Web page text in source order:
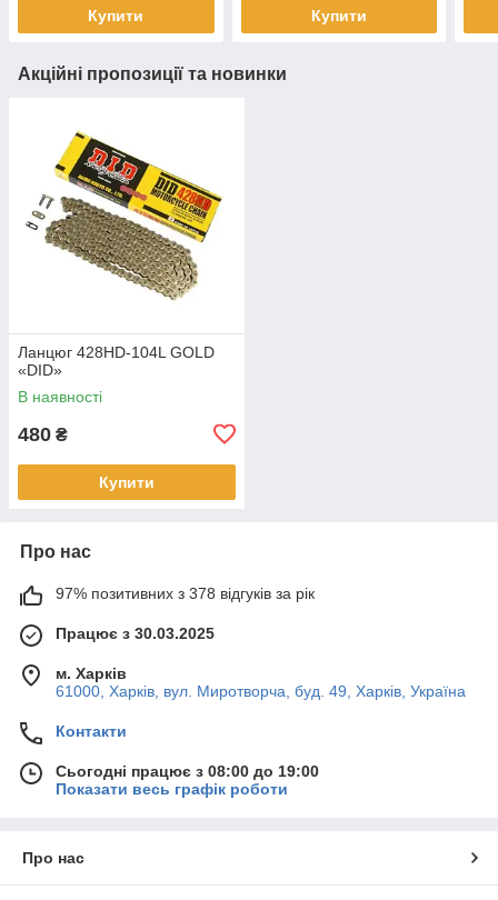
Купити Купити
Акційні пропозиції та новинки
Ланцюг 428HD-104L GOLD
«DID»
В наявності
480 ₴
Купити
Про нас
97% позитивних з 378 відгуків за рік
Працює з 30.03.2025
м. Харків
61000, Харків, вул. Миротворча, буд. 49, Харків, Україна
Контакти
Сьогодні працює з 08:00 до 19:00
Показати весь графік роботи
Про нас